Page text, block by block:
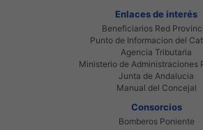
Enlaces de interés
Beneficiarios Red
Punto de Informacion del
Agencia Tributaria
Ministerio de Administraciones
Junta de Andalucia
Manual del Concejal
Consorcios
Bomberos Poniente